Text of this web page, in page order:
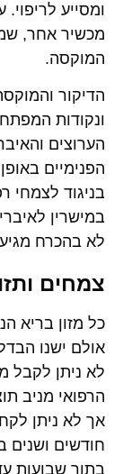
ומסייע
מכשיר אחר,
המוקסה.
הדיקור
ונקודות
הערוצים
הפנימיים
בניגוד לצמחי
במישרין
לא בהכרח
צמחים
כל מזון בריא
אולם ישנו
לא ניתן לקבל
הרפואי מניב
אך לא ניתן
חודשים ושנים
בתוך שבועות